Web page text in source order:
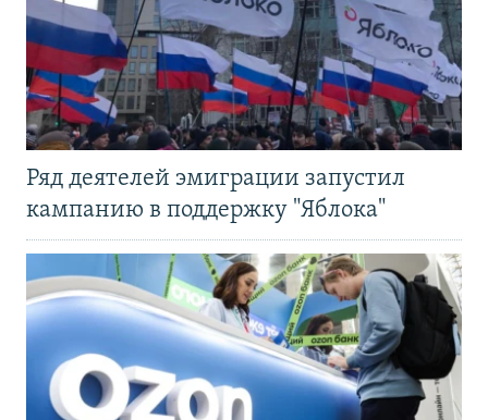
Ряд деятелей эмиграции запустил
кампанию в поддержку "Яблока"